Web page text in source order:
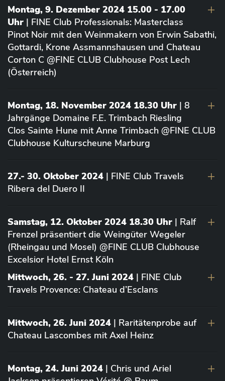
Montag, 9. Dezember 2024 15.00 - 17.00
Uhr | FINE Club Professionals: Masterclass
Pinot Noir mit den Weinmakern von Erwin Sabathi,
Gottardi, Krone Assmannshausen und Chateau
Corton C @FINE CLUB Clubhouse Post Lech
(Österreich)
Montag, 18. November 2024 18.30 Uhr | 8
Jahrgänge Domaine F.E. Trimbach Riesling
Clos Sainte Hune mit Anne Trimbach @FINE CLUB
Clubhouse Kulturscheune Marburg
27.- 30. Oktober 2024 | FINE Club Travels
Ribera del Duero II
Samstag, 12. Oktober 2024 18.30 Uhr | Ralf
Frenzel präsentiert die Weingüter Wegeler
(Rheingau und Mosel) @FINE CLUB Clubhouse
Excelsior Hotel Ernst Köln
Mittwoch, 26. - 27. Juni 2024 | FINE Club
Travels Provence: Chateau d’Esclans
Mittwoch, 26. Juni 2024 | Raritätenprobe auf
Chateau Lascombes mit Axel Heinz
Montag, 24. Juni 2024 | Chris und Ariel